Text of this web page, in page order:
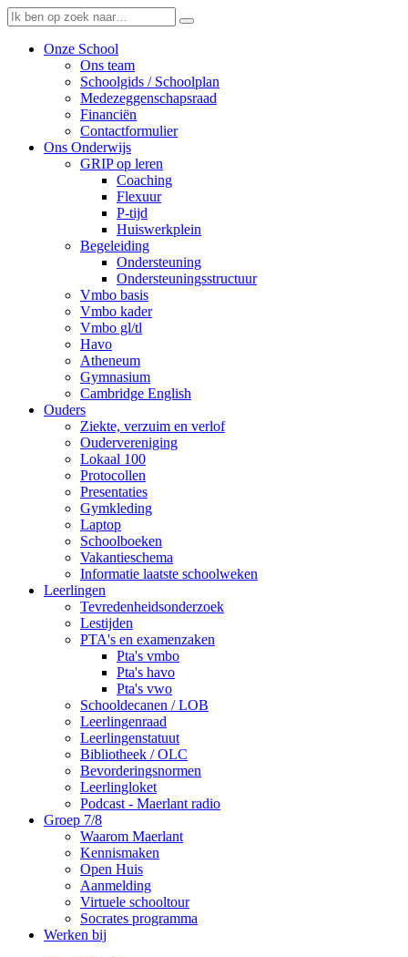
Onze School
Ons team
Schoolgids / Schoolplan
Medezeggenschapsraad
Financiën
Contactformulier
Ons Onderwijs
GRIP op leren
Coaching
Flexuur
P-tijd
Huiswerkplein
Begeleiding
Ondersteuning
Ondersteuningsstructuur
Vmbo basis
Vmbo kader
Vmbo gl/tl
Havo
Atheneum
Gymnasium
Cambridge English
Ouders
Ziekte, verzuim en verlof
Oudervereniging
Lokaal 100
Protocollen
Presentaties
Gymkleding
Laptop
Schoolboeken
Vakantieschema
Informatie laatste schoolweken
Leerlingen
Tevredenheidsonderzoek
Lestijden
PTA's en examenzaken
Pta's vmbo
Pta's havo
Pta's vwo
Schooldecanen / LOB
Leerlingenraad
Leerlingenstatuut
Bibliotheek / OLC
Bevorderingsnormen
Leerlingloket
Podcast - Maerlant radio
Groep 7/8
Waarom Maerlant
Kennismaken
Open Huis
Aanmelding
Virtuele schooltour
Socrates programma
Werken bij